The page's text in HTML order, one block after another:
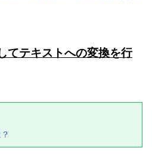
てテキストへの変換を行